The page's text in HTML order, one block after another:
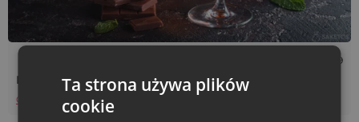
29/11/2019
Likier na prezent - okoliczność, jubileusz, rocznica
Czytaj więcej
Ta strona używa plików
cookie